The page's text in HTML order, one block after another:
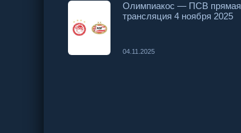
Олимпиакос — ПСВ прямая
трансляция 4 ноября 2025
04.11.2025